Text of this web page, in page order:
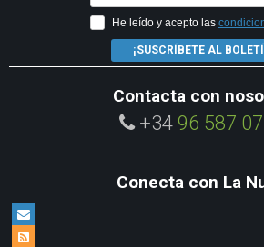
He leído y acepto las
¡SUSCRÍBETE AL
Contacta con
+34 96 587
Conecta con La